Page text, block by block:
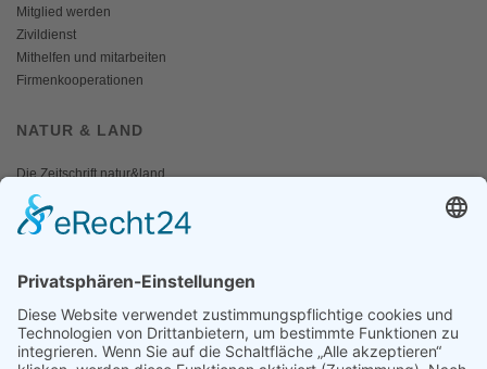
Mitglied werden
Zivildienst
Mithelfen und mitarbeiten
Firmenkooperationen
NATUR & LAND
Die Zeitschrift natur&land
Archiv
Mediadaten
Fotos und Logos
Presseaussendungen
Presse